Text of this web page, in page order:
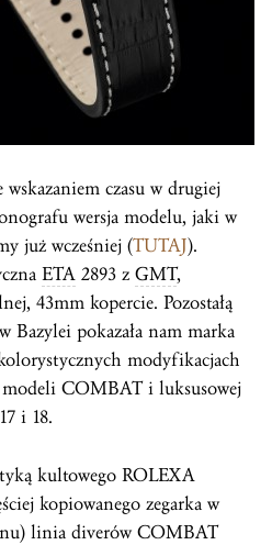
wskazaniem czasu w drugiej
wersja modelu, jaki w
już wcześniej (TUTAJ).
ETA 2893 z GMT,
43mm kopercie. Pozostałą
Bazylei pokazała nam marka
modyfikacjach
COMBAT i luksusowej
i 18.
kultowego ROLEXA
kopiowanego zegarka w
linia diverów COMBAT